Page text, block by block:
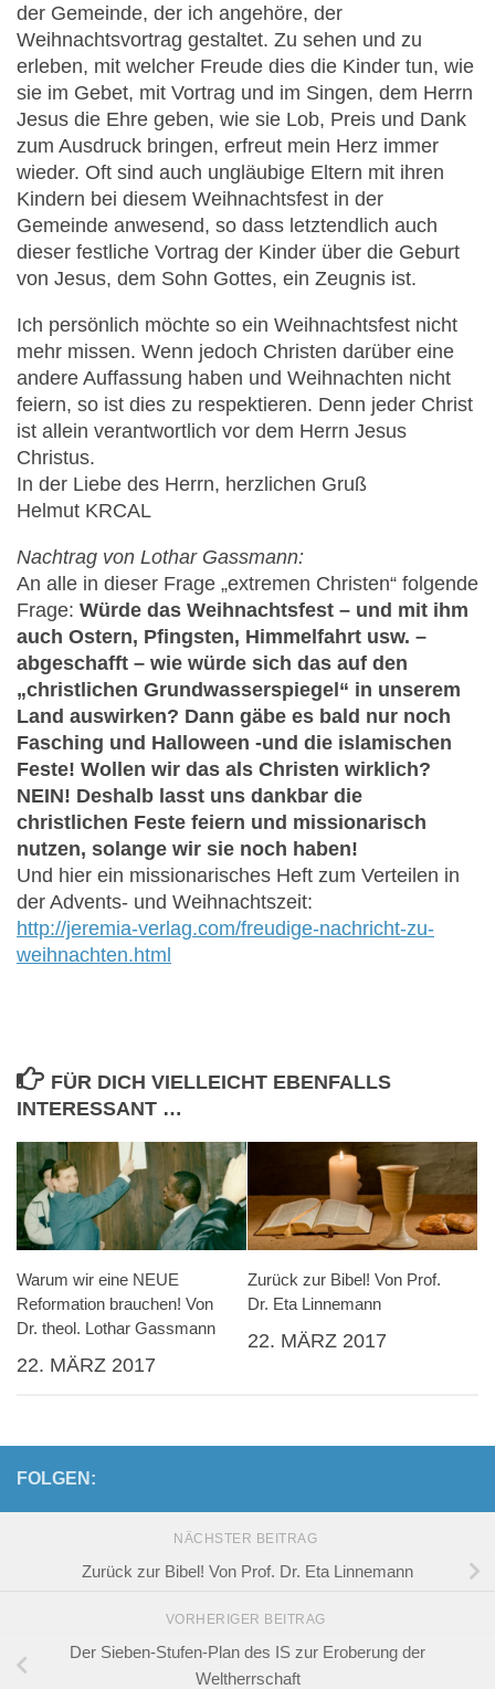
der Gemeinde, der ich angehöre, der
Weihnachtsvortrag gestaltet. Zu sehen und zu
erleben, mit welcher Freude dies die Kinder tun, wie
sie im Gebet, mit Vortrag und im Singen, dem Herrn
Jesus die Ehre geben, wie sie Lob, Preis und Dank
zum Ausdruck bringen, erfreut mein Herz immer
wieder. Oft sind auch ungläubige Eltern mit ihren
Kindern bei diesem Weihnachtsfest in der
Gemeinde anwesend, so dass letztendlich auch
dieser festliche Vortrag der Kinder über die Geburt
von Jesus, dem Sohn Gottes, ein Zeugnis ist.
Ich persönlich möchte so ein Weihnachtsfest nicht
mehr missen. Wenn jedoch Christen darüber eine
andere Auffassung haben und Weihnachten nicht
feiern, so ist dies zu respektieren. Denn jeder Christ
ist allein verantwortlich vor dem Herrn Jesus
Christus.
In der Liebe des Herrn, herzlichen Gruß
Helmut KRCAL
Nachtrag von Lothar Gassmann:
An alle in dieser Frage „extremen Christen“ folgende
Frage: Würde das Weihnachtsfest – und mit ihm
auch Ostern, Pfingsten, Himmelfahrt usw. –
abgeschafft – wie würde sich das auf den
„christlichen Grundwasserspiegel“ in unserem
Land auswirken? Dann gäbe es bald nur noch
Fasching und Halloween -und die islamischen
Feste! Wollen wir das als Christen wirklich?
NEIN! Deshalb lasst uns dankbar die
christlichen Feste feiern und missionarisch
nutzen, solange wir sie noch haben!
Und hier ein missionarisches Heft zum Verteilen in
der Advents- und Weihnachtszeit:
http://jeremia-verlag.com/freudige-nachricht-zu-
weihnachten.html
FÜR DICH VIELLEICHT EBENFALLS
INTERESSANT …
Warum wir eine NEUE
Reformation brauchen! Von
Dr. theol. Lothar Gassmann
22. MÄRZ 2017
Zurück zur Bibel! Von Prof.
Dr. Eta Linnemann
22. MÄRZ 2017
FOLGEN:
NÄCHSTER BEITRAG
Zurück zur Bibel! Von Prof. Dr. Eta Linnemann
VORHERIGER BEITRAG
Der Sieben-Stufen-Plan des IS zur Eroberung der
Weltherrschaft